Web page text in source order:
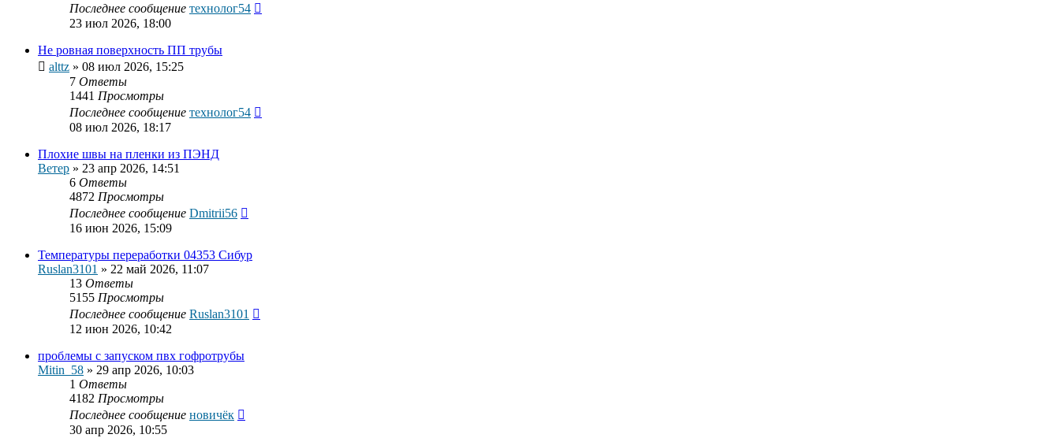
Последнее сообщение технолог54
23 июл 2026, 18:00
Не ровная поверхность ПП трубы
alttz » 08 июл 2026, 15:25
7 Ответы
1441 Просмотры
Последнее сообщение технолог54
08 июл 2026, 18:17
Плохие швы на пленки из ПЭНД
Ветер » 23 апр 2026, 14:51
6 Ответы
4872 Просмотры
Последнее сообщение Dmitrii56
16 июн 2026, 15:09
Температуры переработки 04353 Сибур
Ruslan3101 » 22 май 2026, 11:07
13 Ответы
5155 Просмотры
Последнее сообщение Ruslan3101
12 июн 2026, 10:42
проблемы с запуском пвх гофротрубы
Mitin_58 » 29 апр 2026, 10:03
1 Ответы
4182 Просмотры
Последнее сообщение новичёк
30 апр 2026, 10:55